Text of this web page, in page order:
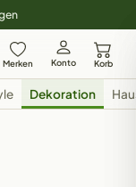
Merken Konto Korb
Dekoration